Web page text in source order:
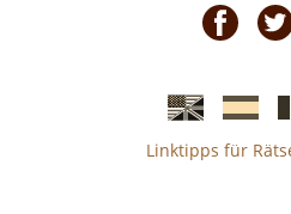
Englische
Linktipps für